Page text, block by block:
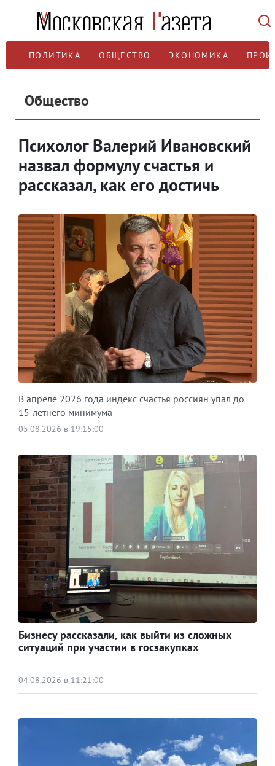
ПОЛИТИКА ОБЩЕСТВО ЭКОНОМИКА
Общество
Психолог Валерий Ивановский
назвал формулу счастья и
рассказал, как его достичь
В апреле 2026 года индекс счастья россиян упал до
15-летнего минимума
05.08.2026 в 19:15:00
Бизнесу рассказали, как выйти из сложных
ситуаций при участии в госзакупках
04.08.2026 в 11:21:00